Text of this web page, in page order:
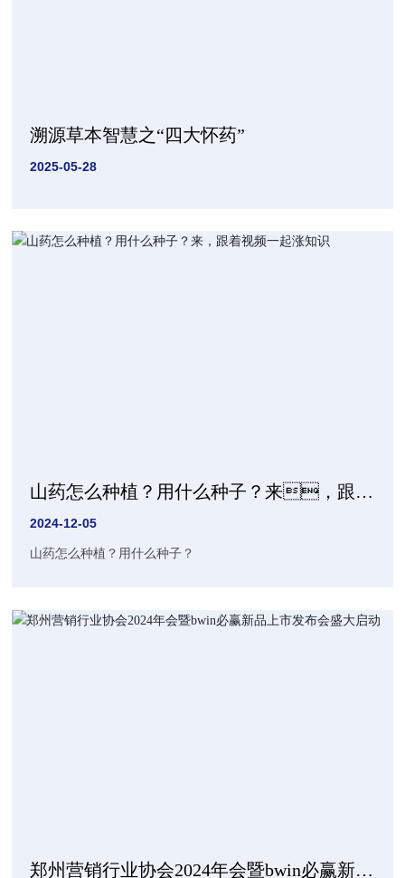
溯源草本智慧之“四大怀药”
2025-05-28
山药怎么种植？用什么种子？来，跟着
视频一起涨知识
2024-12-05
山药怎么种植？用什么种子？
郑州营销行业协会2024年会暨bwin必赢新品